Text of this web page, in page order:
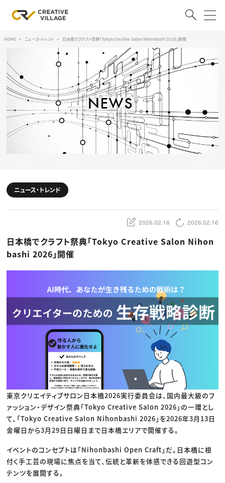
ログイン 会員登録
RECRUIT
クリエイター求人を探す
CREATIVE JOB求人検索
スキルアップしたい！
デザイン
編集・ライティング
マーケティング
ディレクション
業界解説・キャリア事情
お役立ち基礎知識
TOP Creator’s コラム
Webクリエイター
アプリクリエイター
ゲームクリエイター
映像クリエイター
マーケッター
C＆R Magazine
セミナー
映像
広告
出版
CREATIVE VILLAGEからのお知らせ
プロフェッショナル×つながる×メディア
HOME ニュース・トレンド 日本橋でクラフト祭典「Tokyo Creative Salon Nihonbashi 2026」開催
ニュース・トレンド
2026.02.16 2026.02.16
日本橋でクラフト祭典「Tokyo Creative Salon Nihon
bashi 2026」開催
東京クリエイティブサロン日本橋2026実行委員会は、国内最大級のフ
ァッション・デザイン祭典「Tokyo Creative Salon 2026」の一環とし
て、「Tokyo Creative Salon Nihonbashi 2026」を2026年3月13日
金曜日から3月29日日曜日まで日本橋エリアで開催する。
イベントのコンセプトは「Nihonbashi Open Craft」だ。日本橋に根
付く手工芸の現場に焦点を当て、伝統と革新を体感できる回遊型コン
テンツを展開する。